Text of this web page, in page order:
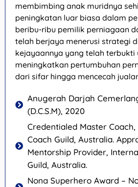
membimbing anak muridnya
peningkatan luar biasa dalam
beribu-ribu pemilik perniagaan
telah berjaya menerusi strategi
kejayaannya yang telah terbukti
meningkatkan pertumbuhan
dari sifar hingga mencecah
Anugerah Darjah
(D.C.S.M), 2020
Credentialed Master
Coach Guild, Australia.
Mentorship Provider,
Guild, Australia.
Nona Superhero Award –